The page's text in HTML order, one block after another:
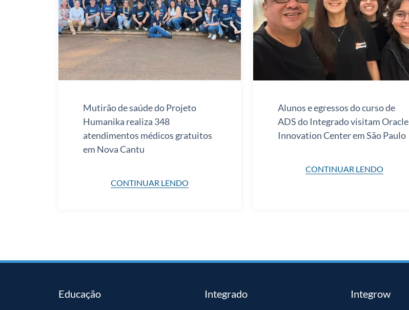
Mutirão de saúde do Projeto
Humanika realiza 348
atendimentos médicos gratuitos
em Nova Cantu
CONTINUAR LENDO
Alunos e egressos do curso de
ADS do Integrado visitam Oracle
Innovation Center em São Paulo
CONTINUAR LENDO
Educação Integrado Integrow